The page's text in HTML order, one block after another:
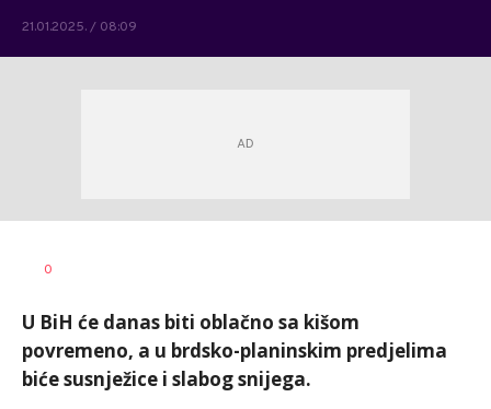
21.01.2025. / 08:09
AUTOR
0
U BiH će danas biti oblačno sa kišom
povremeno, a u brdsko-planinskim predjelima
biće susnježice i slabog snijega.